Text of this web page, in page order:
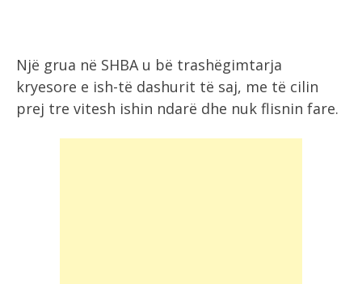
Një grua në SHBA u bë trashëgimtarja
kryesore e ish-të dashurit të saj, me të cilin
prej tre vitesh ishin ndarë dhe nuk flisnin fare.